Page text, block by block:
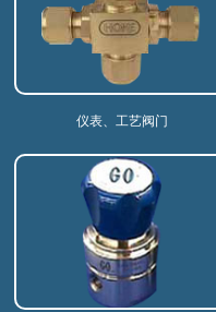
仪表、工艺阀门